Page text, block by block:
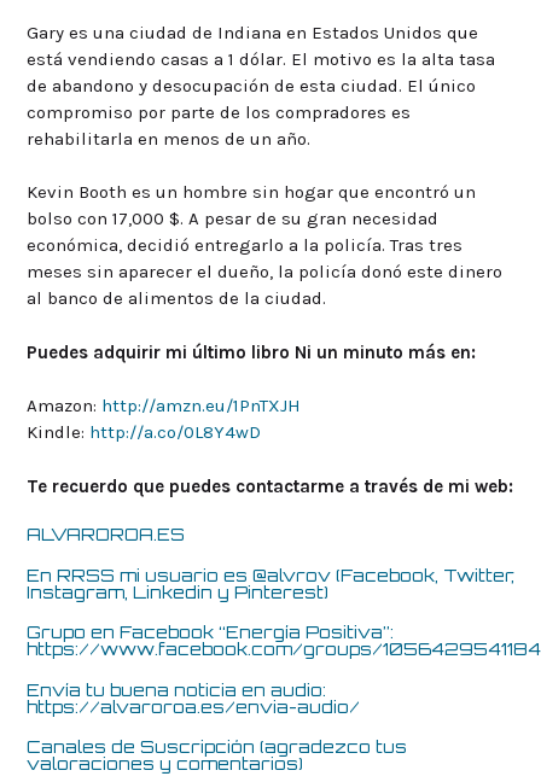
Gary es una ciudad de Indiana en Estados Unidos que
está vendiendo casas a 1 dólar. El motivo es la alta tasa
de abandono y desocupación de esta ciudad. El único
compromiso por parte de los compradores es
rehabilitarla en menos de un año.
Kevin Booth es un hombre sin hogar que encontró un
bolso con 17,000 $. A pesar de su gran necesidad
económica, decidió entregarlo a la policía. Tras tres
meses sin aparecer el dueño, la policía donó este dinero
al banco de alimentos de la ciudad.
Puedes adquirir mi último libro Ni un minuto más en:
Amazon: http://amzn.eu/1PnTXJH
Kindle: http://a.co/0L8Y4wD
Te recuerdo que puedes contactarme a través de mi web:
ALVAROROA.ES
En RRSS mi usuario es @alvrov (Facebook, Twitter,
Instagram, Linkedin y Pinterest)
Grupo en Facebook “Energía Positiva”:
https://www.facebook.com/groups/
Envía tu buena noticia en audio:
https://alvaroroa.es/envia-audio/
Canales de Suscripción (agradezco tus
valoraciones y comentarios)